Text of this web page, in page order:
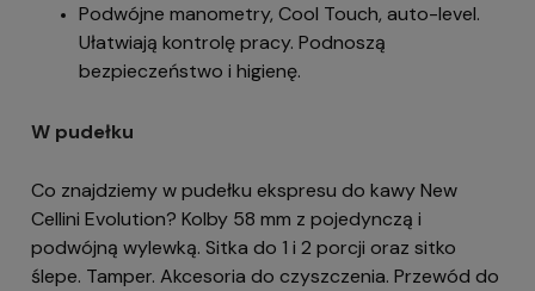
Podwójne manometry, Cool Touch, auto-level.
Ułatwiają kontrolę pracy. Podnoszą
bezpieczeństwo i higienę.
W pudełku
Co znajdziemy w pudełku ekspresu do kawy New
Cellini Evolution? Kolby 58 mm z pojedynczą i
podwójną wylewką. Sitka do 1 i 2 porcji oraz sitko
ślepe. Tamper. Akcesoria do czyszczenia. Przewód do